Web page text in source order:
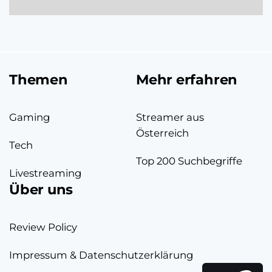
Themen
Gaming
Tech
Livestreaming
Mehr erfahren
Streamer aus
Österreich
Top 200 Suchbegriffe
Über uns
Review Policy
Impressum & Datenschutzerklärung